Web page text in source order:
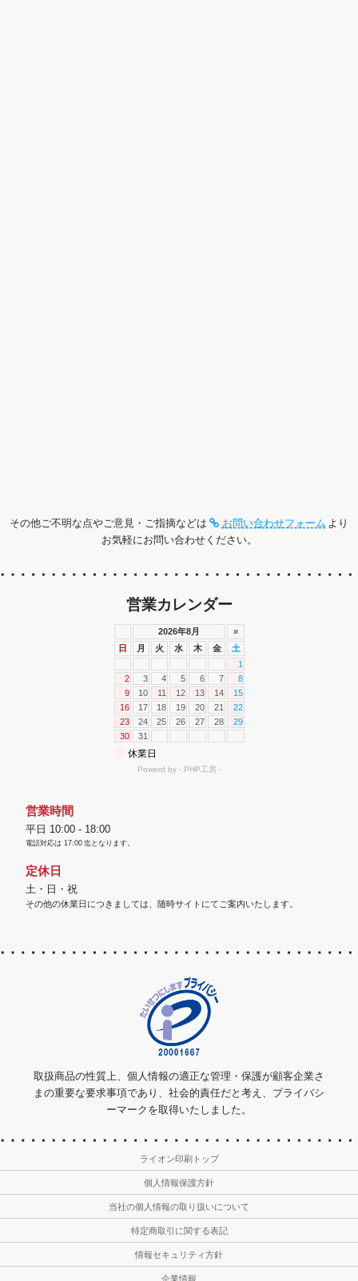
その他ご不明な点やご意見・ご指摘などは お問い合わせフォーム より
お気軽にお問い合わせください。
営業カレンダー
営業時間
平日 10:00 - 18:00
電話対応は 17:00 迄となります。
定休日
土・日・祝
その他の休業日につきましては、随時サイトにてご案内いたします。
取扱商品の性質上、個人情報の適正な管理・保護が顧客企業さ
まの重要な要求事項であり、社会的責任だと考え、プライバシ
ーマークを取得いたしました。
ライオン印刷トップ
個人情報保護方針
当社の個人情報の取り扱いについて
特定商取引に関する表記
情報セキュリティ方針
企業情報